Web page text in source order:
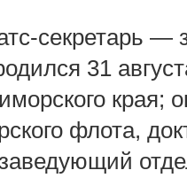
секретарь —
31
края;
флота,